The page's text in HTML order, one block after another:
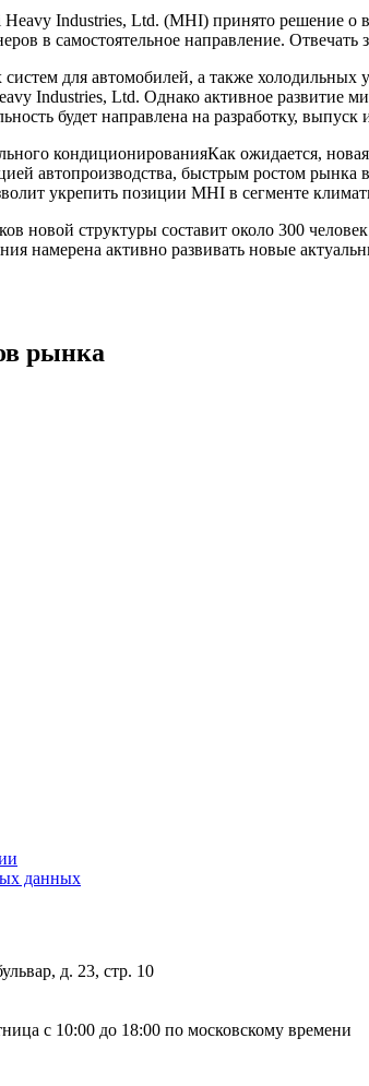
Industries, Ltd. (MHI) принято решение о
в самостоятельное направление. Отвечать
для автомобилей, а также
Industries, Ltd. Однако активное развитие
будет направлена на разработку,
Как ожидается,
автопроизводства, быстрым ростом рынка
укрепить позиции MHI в сегменте
новой структуры составит около 300
намерена активно развивать новые
рынка
данных
д. 23, стр. 10
с 10:00 до 18:00 по московскому времени